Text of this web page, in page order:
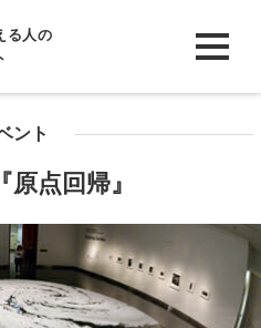
る人の
ント
原点回帰』